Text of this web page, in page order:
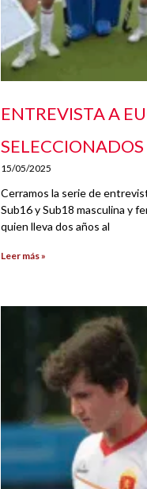
ENTREVISTA A
15/05/2025
Cerramos la serie de
Sub16 y Sub18 masculina y
quien lleva dos años al
Leer más »